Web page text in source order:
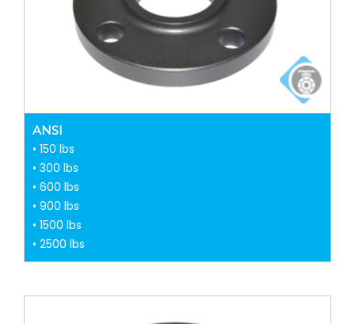
ANSI
• 150 lbs
• 300 lbs
• 600 lbs
• 900 lbs
• 1500 lbs
• 2500 lbs